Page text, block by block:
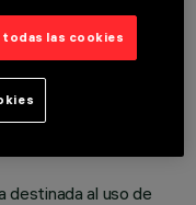
destinada al uso de
las cookies